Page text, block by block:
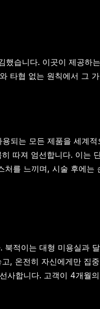
했습니다. 이곳이 제공하
타협 없는 원칙에서 그
되는 모든 제품을 세계
따져 엄선합니다. 이는
를 느끼며, 시술 후에
적이는 대형 미용실과
, 온전히 자신에게만 집
사합니다. 고객이 4개월